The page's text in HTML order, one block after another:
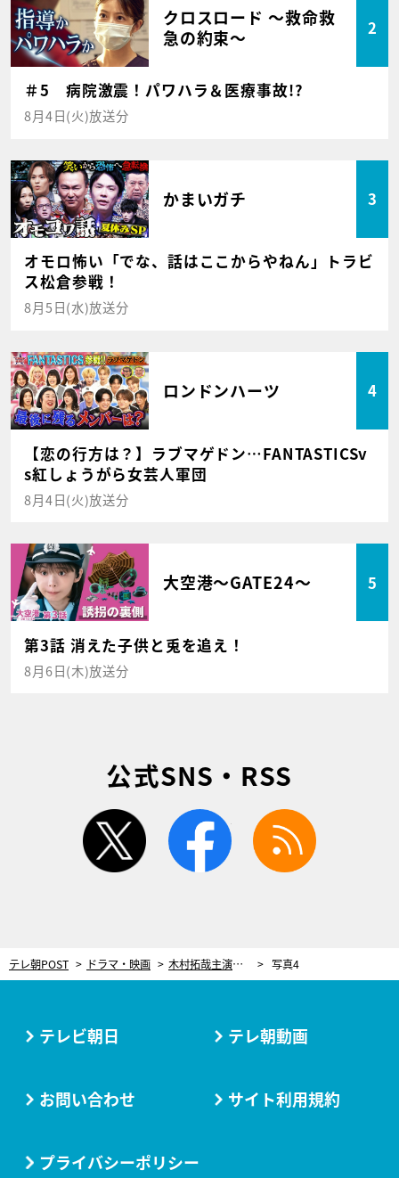
クロスロード ～救命救
急の約束～
2
＃5 病院激震！パワハラ＆医療事故!?
8月4日(火)放送分
かまいガチ 3
オモロ怖い「でな、話はここからやねん」トラビ
ス松倉参戦！
8月5日(水)放送分
ロンドンハーツ 4
【恋の行方は？】ラブマゲドン…FANTASTICSv
s紅しょうがら女芸人軍団
8月4日(火)放送分
大空港～GATE24～ 5
第3話 消えた子供と兎を追え！
8月6日(木)放送分
公式SNS・RSS
twitter facebook
テレ朝POST ドラマ・映画 木村拓哉主演『Believe』第3話で早くも正念場！「191秒の脱獄計画」を決行へ 写真4
テレビ朝日 テレ朝動画
お問い合わせ サイト利用規約
プライバシーポリシー